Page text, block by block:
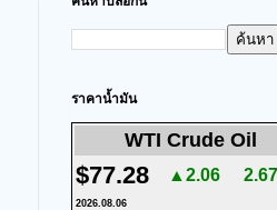
ราคาน้ำมัน
WTI Crude Oil
$77.28 ▲2.06
2026.08.06